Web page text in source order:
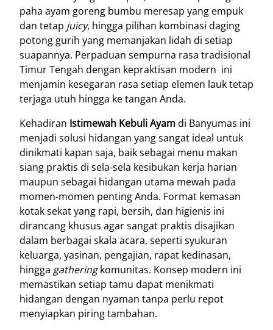
paha ayam goreng bumbu meresap yang empuk
dan tetap juicy, hingga pilihan kombinasi daging
potong gurih yang memanjakan lidah di setiap
suapannya. Perpaduan sempurna rasa tradisional
Timur Tengah dengan kepraktisan modern ini
menjamin kesegaran rasa setiap elemen lauk tetap
terjaga utuh hingga ke tangan Anda.
Kehadiran Istimewah Kebuli Ayamdi Banyumas ini
menjadi solusi hidangan yang sangat ideal untuk
dinikmati kapan saja, baik sebagai menu makan
siang praktis di sela-sela kesibukan kerja harian
maupun sebagai hidangan utama mewah pada
momen-momen penting Anda. Format kemasan
kotak sekat yang rapi, bersih, dan higienis ini
dirancang khusus agar sangat praktis disajikan
dalam berbagai skala acara, seperti syukuran
keluarga, yasinan, pengajian, rapat kedinasan,
hingga gatheringkomunitas. Konsep modern ini
memastikan setiap tamu dapat menikmati
hidangan dengan nyaman tanpa perlu repot
menyiapkan piring tambahan.